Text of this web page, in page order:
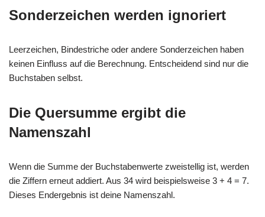
Sonderzeichen werden ignoriert
Leerzeichen, Bindestriche oder andere Sonderzeichen haben
keinen Einfluss auf die Berechnung. Entscheidend sind nur die
Buchstaben selbst.
Die Quersumme ergibt die
Namenszahl
Wenn die Summe der Buchstabenwerte zweistellig ist, werden
die Ziffern erneut addiert. Aus 34 wird beispielsweise 3 + 4 = 7.
Dieses Endergebnis ist deine Namenszahl.